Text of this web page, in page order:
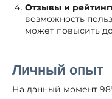
Отзывы и
возможность
может повысить
Личный опыт
На данный момент